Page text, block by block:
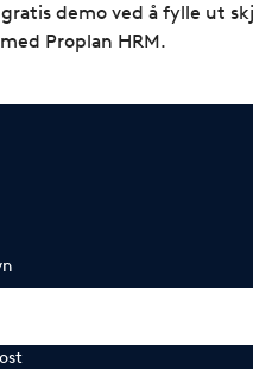
demo ved å fylle ut
Proplan HRM.